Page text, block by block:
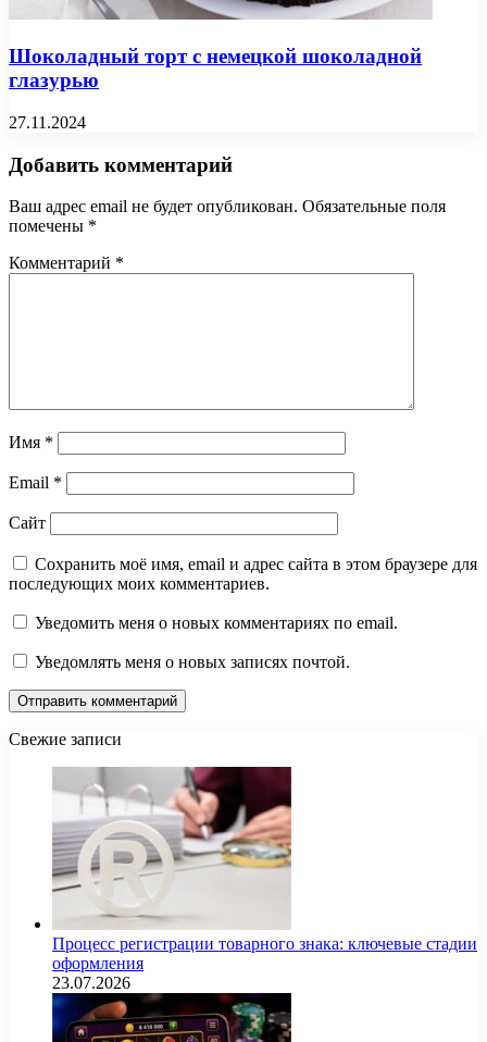
Шоколадный торт с немецкой шоколадной
глазурью
27.11.2024
Добавить комментарий
Ваш адрес email не будет опубликован. Обязательные поля
помечены *
Комментарий *
Имя *
Email *
Сайт
Сохранить моё имя, email и адрес сайта в этом браузере для
последующих моих комментариев.
Уведомить меня о новых комментариях по email.
Уведомлять меня о новых записях почтой.
Свежие записи
Процесс регистрации товарного знака: ключевые стадии
оформления
23.07.2026